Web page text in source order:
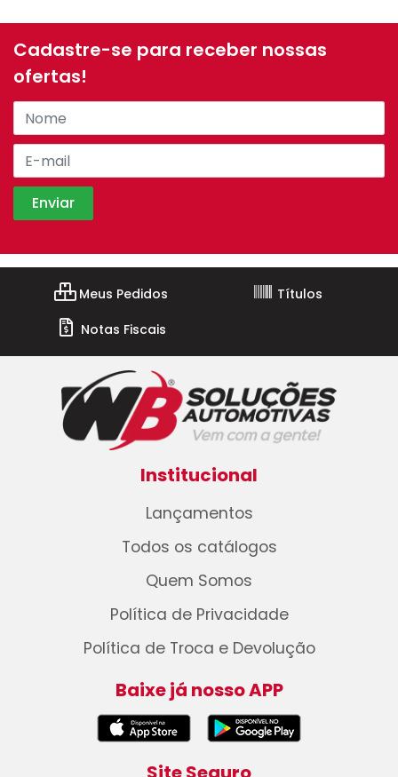
Cadastre-se para receber nossas
ofertas!
Meus Pedidos
Títulos
Notas Fiscais
Institucional
Lançamentos
Todos os catálogos
Quem Somos
Política de Privacidade
Política de Troca e Devolução
Baixe já nosso APP